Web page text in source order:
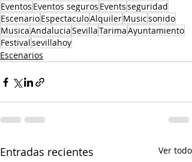
Eventos Eventos seguros Eventsseguridad
EscenarioEspectaculoAlquilerMusicsonido
MusicaAndaluciaSevillaTarimaAyuntamiento
Festivalsevillahoy
Escenarios
Entradas recientes Ver todo